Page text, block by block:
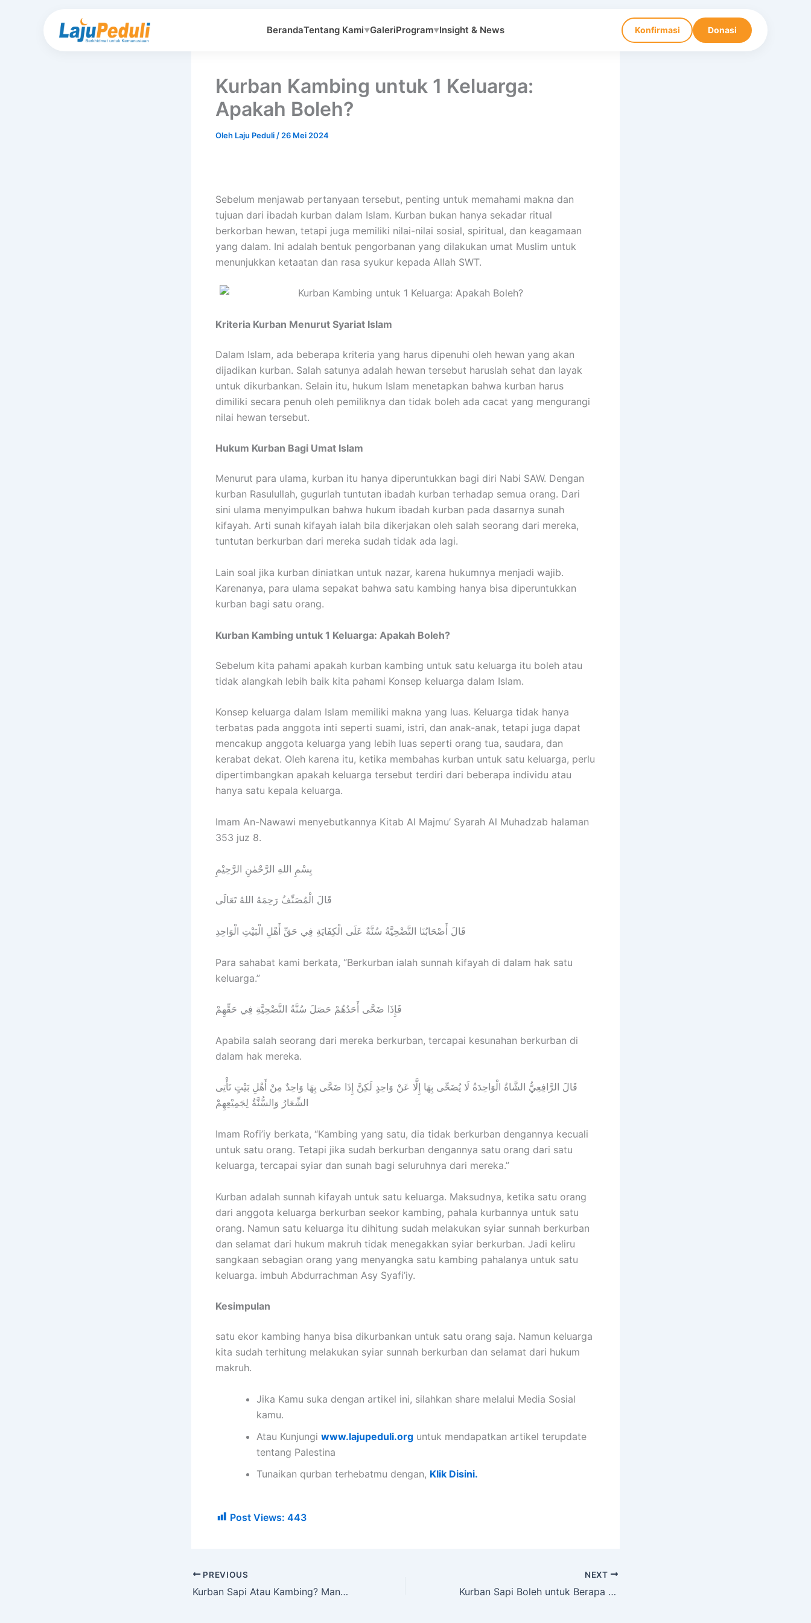
BerandaTentang Kami▼GaleriProgram▼Insight & News Konfirmasi Donasi
Kurban Kambing untuk 1 Keluarga:
Apakah Boleh?
Oleh Laju Peduli / 26 Mei 2024
Sebelum menjawab pertanyaan tersebut, penting untuk memahami makna dan
tujuan dari ibadah kurban dalam Islam. Kurban bukan hanya sekadar ritual
berkorban hewan, tetapi juga memiliki nilai-nilai sosial, spiritual, dan keagamaan
yang dalam. Ini adalah bentuk pengorbanan yang dilakukan umat Muslim untuk
menunjukkan ketaatan dan rasa syukur kepada Allah SWT.
Kriteria Kurban Menurut Syariat Islam
Dalam Islam, ada beberapa kriteria yang harus dipenuhi oleh hewan yang akan
dijadikan kurban. Salah satunya adalah hewan tersebut haruslah sehat dan layak
untuk dikurbankan. Selain itu, hukum Islam menetapkan bahwa kurban harus
dimiliki secara penuh oleh pemiliknya dan tidak boleh ada cacat yang mengurangi
nilai hewan tersebut.
Hukum Kurban Bagi Umat Islam
Menurut para ulama, kurban itu hanya diperuntukkan bagi diri Nabi SAW. Dengan
kurban Rasulullah, gugurlah tuntutan ibadah kurban terhadap semua orang. Dari
sini ulama menyimpulkan bahwa hukum ibadah kurban pada dasarnya sunah
kifayah. Arti sunah kifayah ialah bila dikerjakan oleh salah seorang dari mereka,
tuntutan berkurban dari mereka sudah tidak ada lagi.
Lain soal jika kurban diniatkan untuk nazar, karena hukumnya menjadi wajib.
Karenanya, para ulama sepakat bahwa satu kambing hanya bisa diperuntukkan
kurban bagi satu orang.
Kurban Kambing untuk 1 Keluarga: Apakah Boleh?
Sebelum kita pahami apakah kurban kambing untuk satu keluarga itu boleh atau
tidak alangkah lebih baik kita pahami Konsep keluarga dalam Islam.
Konsep keluarga dalam Islam memiliki makna yang luas. Keluarga tidak hanya
terbatas pada anggota inti seperti suami, istri, dan anak-anak, tetapi juga dapat
mencakup anggota keluarga yang lebih luas seperti orang tua, saudara, dan
kerabat dekat. Oleh karena itu, ketika membahas kurban untuk satu keluarga, perlu
dipertimbangkan apakah keluarga tersebut terdiri dari beberapa individu atau
hanya satu kepala keluarga.
Imam An-Nawawi menyebutkannya Kitab Al Majmu’ Syarah Al Muhadzab halaman
353 juz 8.
بِسْمِ اللهِ الرَّحْمٰنِ الرَّحِيْمِ
Para sahabat kami berkata, “Berkurban ialah sunnah kifayah di dalam hak satu
keluarga.”
Apabila salah seorang dari mereka berkurban, tercapai kesunahan berkurban di
dalam hak mereka.
ﻗَﺎﻝَ اﻟﺮَّاﻓِﻌِﻲُّ اﻟﺸَّﺎﺓُ اﻟْﻮَاﺣِﺪَﺓُ لَا ﻳُﻀَﺤِّﻰ ﺑِﻬَﺎ ﺇِلَّا ﻋَﻦْ ﻭَاﺣِﺪٍ ﻟَﻜِﻦَّ ﺇِﺫَا ﺿَﺤَّﻰ ﺑِﻬَﺎ ﻭَاﺣِﺪٌ ﻣِﻦْ ﺃَﻫْﻞِ ﺑَﻴْﺖٍ ﺗَﺄْﺗِﻰ
اﻟﺸِّﻌَﺎﺭُ ﻭَاﻟﺴُّﻨَّﺔُ ﻟِﺠَﻤِﻴْﻌِﻬِﻢْ
Imam Rofi’iy berkata, “Kambing yang satu, dia tidak berkurban dengannya kecuali
untuk satu orang. Tetapi jika sudah berkurban dengannya satu orang dari satu
keluarga, tercapai syiar dan sunah bagi seluruhnya dari mereka.”
Kurban adalah sunnah kifayah untuk satu keluarga. Maksudnya, ketika satu orang
dari anggota keluarga berkurban seekor kambing, pahala kurbannya untuk satu
orang. Namun satu keluarga itu dihitung sudah melakukan syiar sunnah berkurban
dan selamat dari hukum makruh tidak menegakkan syiar berkurban. Jadi keliru
sangkaan sebagian orang yang menyangka satu kambing pahalanya untuk satu
keluarga. imbuh Abdurrachman Asy Syafi’iy.
Kesimpulan
satu ekor kambing hanya bisa dikurbankan untuk satu orang saja. Namun keluarga
kita sudah terhitung melakukan syiar sunnah berkurban dan selamat dari hukum
makruh.
Jika Kamu suka dengan artikel ini, silahkan share melalui Media Sosial
kamu.
Atau Kunjungi www.lajupeduli.org untuk mendapatkan artikel terupdate
tentang Palestina
Tunaikan qurban terhebatmu dengan, Klik Disini.
Post Views: 443
PREVIOUS
Kurban Sapi Atau Kambing? Mana Yang Lebih Utama?
NEXT
Kurban Sapi Boleh untuk Berapa Orang?